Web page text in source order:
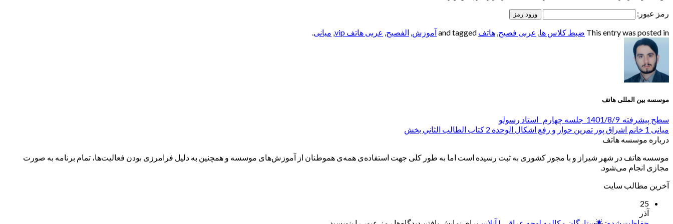
رمز عبور:
This entry was posted in ضبط کلاس ها, عربی فصیح, هاتف آموزش, الفصيح, عربی هاتف vip , میانی.
موسسه بین المللی هاتف
سطح پیشرفته_1401/8/9_جلسه چهارم _استاد رسولو
میانی 1 خانم اشراق پور تمرین حوار و رفع اشکال الوحده 2 کتاب الطالب الثاني بخش
درباره موسسه هاتف
موسسه هاتف در شهر شیراز و با مجوز کشوری به ثبت رسیده است اما به طور کلی جهت استفاده‌ی همه‌ی هموطنان از آموزش‌های موسسه و همچنین به دلیل فرامرزی بودن فعالیت‌ها، تمام برنامه به صورت
مجازی انجام می‌شود.
آخرین مطالب سایت
25
آذر